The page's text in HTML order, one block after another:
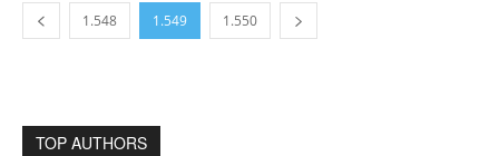
1.548 1.549 1.550
TOP AUTHORS